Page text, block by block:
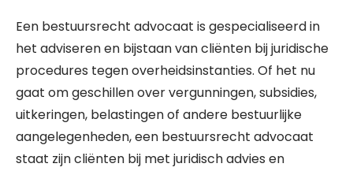
Een bestuursrecht advocaat is gespecialiseerd in
het adviseren en bijstaan van cliënten bij juridische
procedures tegen overheidsinstanties. Of het nu
gaat om geschillen over vergunningen, subsidies,
uitkeringen, belastingen of andere bestuurlijke
aangelegenheden, een bestuursrecht advocaat
staat zijn cliënten bij met juridisch advies en